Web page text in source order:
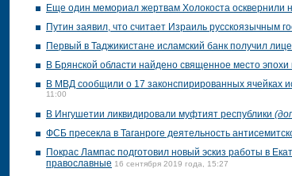
Еще один мемориал жертвам Холокоста осквернили
Путин заявил, что считает Израиль русскоязычным
Первый в Таджикистане исламский банк получил
В Брянской области найдено священное место
В МВД сообщили о 17 законспирированных ячейках
11:00
В Ингушетии ликвидировали муфтият республики
ФСБ пресекла в Таганроге деятельность
Покрас Лампас подготовил новый эскиз работы в
православные 16 сентября 2019 года, 15:27